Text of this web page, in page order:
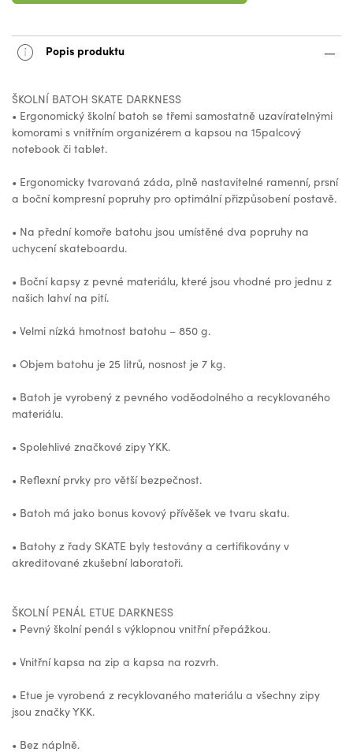
Popis produktu
ŠKOLNÍ BATOH SKATE DARKNESS
• Ergonomický školní batoh se třemi samostatně uzavíratelnými
komorami s vnitřním organizérem a kapsou na 15palcový
notebook či tablet.
• Ergonomicky tvarovaná záda, plně nastavitelné ramenní, prsní
a boční kompresní popruhy pro optimální přizpůsobení postavě.
• Na přední komoře batohu jsou umístěné dva popruhy na
uchycení skateboardu.
• Boční kapsy z pevné materiálu, které jsou vhodné pro jednu z
našich lahví na pití.
• Velmi nízká hmotnost batohu – 850 g.
• Objem batohu je 25 litrů, nosnost je 7 kg.
• Batoh je vyrobený z pevného voděodolného a recyklovaného
materiálu.
• Spolehlivé značkové zipy YKK.
• Reflexní prvky pro větší bezpečnost.
• Batoh má jako bonus kovový přívěšek ve tvaru skatu.
• Batohy z řady SKATE byly testovány a certifikovány v
akreditované zkušební laboratoři.
ŠKOLNÍ PENÁL ETUE DARKNESS
• Pevný školní penál s výklopnou vnitřní přepážkou.
• Vnitřní kapsa na zip a kapsa na rozvrh.
• Etue je vyrobená z recyklovaného materiálu a všechny zipy
jsou značky YKK.
• Bez náplně.